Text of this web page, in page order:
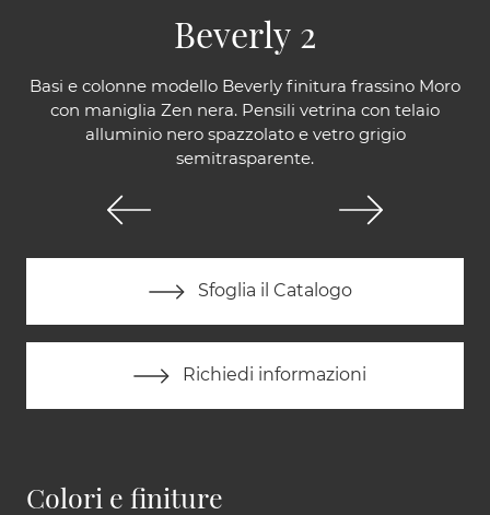
Basi e colonne modello Beverly finitura frassino Moro
con maniglia Zen nera. Pensili vetrina con telaio
alluminio nero spazzolato e vetro grigio
semitrasparente.
Sfoglia il Catalogo
Richiedi informazioni
Beverly 2
Colori e finiture